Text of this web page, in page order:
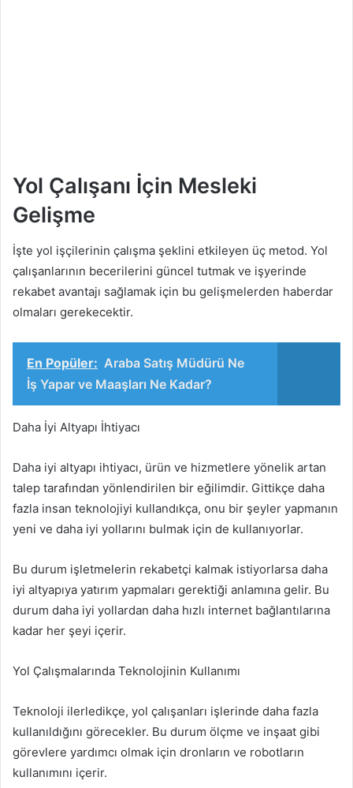
Yol Çalışanı İçin Mesleki
Gelişme
İşte yol işçilerinin çalışma şeklini etkileyen üç metod. Yol
çalışanlarının becerilerini güncel tutmak ve işyerinde
rekabet avantajı sağlamak için bu gelişmelerden haberdar
olmaları gerekecektir.
En Popüler: Araba Satış Müdürü Ne
İş Yapar ve Maaşları Ne Kadar?
Daha İyi Altyapı İhtiyacı
Daha iyi altyapı ihtiyacı, ürün ve hizmetlere yönelik artan
talep tarafından yönlendirilen bir eğilimdir. Gittikçe daha
fazla insan teknolojiyi kullandıkça, onu bir şeyler yapmanın
yeni ve daha iyi yollarını bulmak için de kullanıyorlar.
Bu durum işletmelerin rekabetçi kalmak istiyorlarsa daha
iyi altyapıya yatırım yapmaları gerektiği anlamına gelir. Bu
durum daha iyi yollardan daha hızlı internet bağlantılarına
kadar her şeyi içerir.
Yol Çalışmalarında Teknolojinin Kullanımı
Teknoloji ilerledikçe, yol çalışanları işlerinde daha fazla
kullanıldığını görecekler. Bu durum ölçme ve inşaat gibi
görevlere yardımcı olmak için dronların ve robotların
kullanımını içerir.